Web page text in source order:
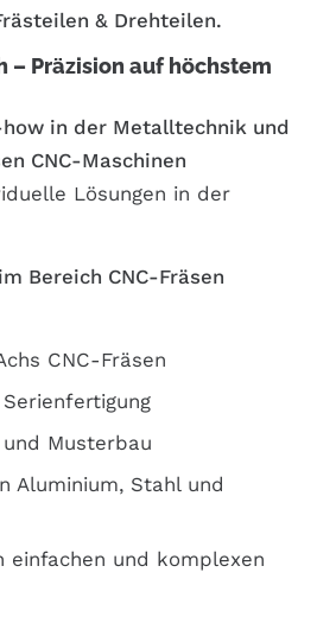
& Drehteilen.
– Präzision auf höchstem
in der Metalltechnik und
CNC-Maschinen
Lösungen in der
Bereich CNC-Fräsen
CNC-Fräsen
Musterbau
Aluminium, Stahl und
einfachen und komplexen